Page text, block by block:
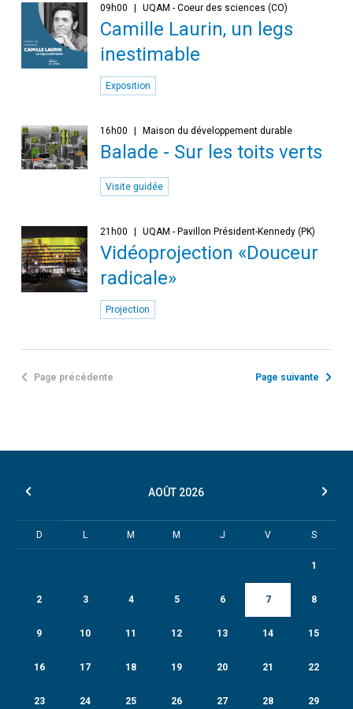
09h00 UQAM - Coeur des sciences (CO)
Camille Laurin, un legs
inestimable
Exposition
16h00 Maison du développement durable
Balade - Sur les toits verts
Visite guidée
21h00 UQAM - Pavillon Président-Kennedy (PK)
Vidéoprojection «Douceur
radicale»
Projection
Page précédente Page suivante
AOÛT 2026
D L M M J V S
1
2 3 4 5 6 7 8
9 10 11 12 13 14 15
16 17 18 19 20 21 22
23 24 25 26 27 28 29